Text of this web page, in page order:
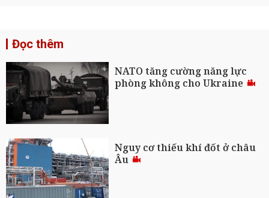
Đọc thêm
NATO tăng cường năng lực
phòng không cho Ukraine
Nguy cơ thiếu khí đốt ở châu
Âu